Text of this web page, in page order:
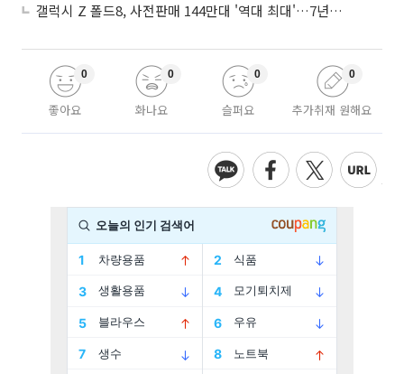
갤럭시 Z 폴드8, 사전판매 144만대 '역대 최대'…7년만에 갤노트10 기록 넘어
좋아요
0
화나요
0
슬퍼요
0
추가취재 원해요
0